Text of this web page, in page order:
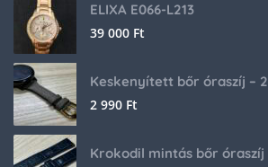
ELIXA E066-L213
39 000 Ft
2 990 Ft